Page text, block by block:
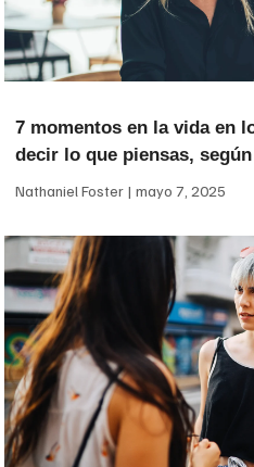
7 momentos en la vida en
decir lo que piensas,
Nathaniel Foster mayo 7, 2025